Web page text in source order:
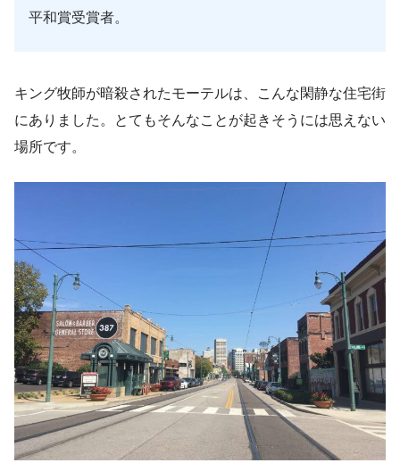
平和賞受賞者。
キング牧師が暗殺されたモーテルは、こんな閑静な住宅街
にありました。とてもそんなことが起きそうには思えない
場所です。